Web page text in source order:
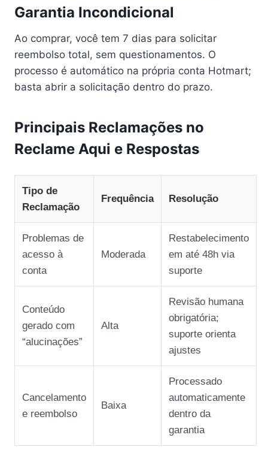
Garantia Incondicional
Ao comprar, você tem 7 dias para solicitar
reembolso total, sem questionamentos. O
processo é automático na própria conta Hotmart;
basta abrir a solicitação dentro do prazo.
Principais Reclamações no
Reclame Aqui e Respostas
Tipo de
Reclamação
Frequência Resolução
Problemas de
acesso à
conta
Moderada
Restabelecimento
em até 48h via
suporte
Conteúdo
gerado com
“alucinações”
Alta
Revisão humana
obrigatória;
suporte orienta
ajustes
Cancelamento
e reembolso
Baixa
Processado
automaticamente
dentro da
garantia